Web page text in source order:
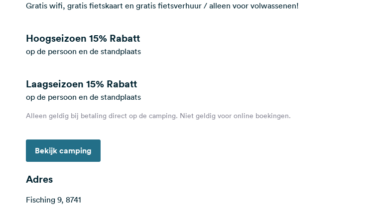
Gratis wifi, gratis fietskaart en gratis fietsverhuur / alleen voor volwassenen!
Hoogseizoen 15% Rabatt
op de persoon en de standplaats
Laagseizoen 15% Rabatt
op de persoon en de standplaats
Alleen geldig bij betaling direct op de camping. Niet geldig voor online boekingen.
Bekijk camping
Adres
Fisching 9, 8741